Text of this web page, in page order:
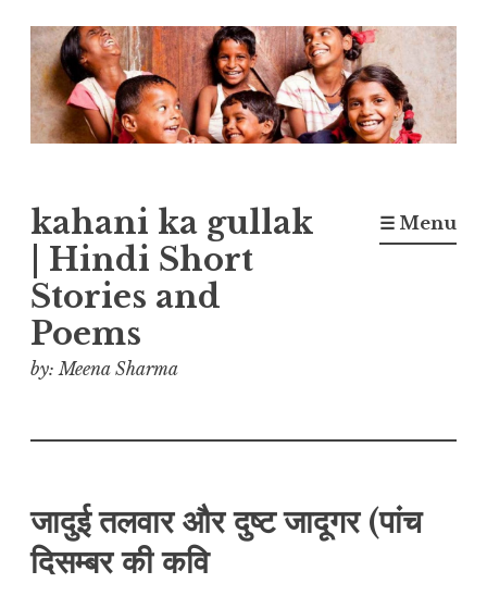
Skip
to
content
kahani ka gullak
| Hindi Short
Stories and
Poems
by: Meena Sharma
☰ Menu
जादुई तलवार और दुष्ट जादूगर (पांच
दिसम्बर की कवि